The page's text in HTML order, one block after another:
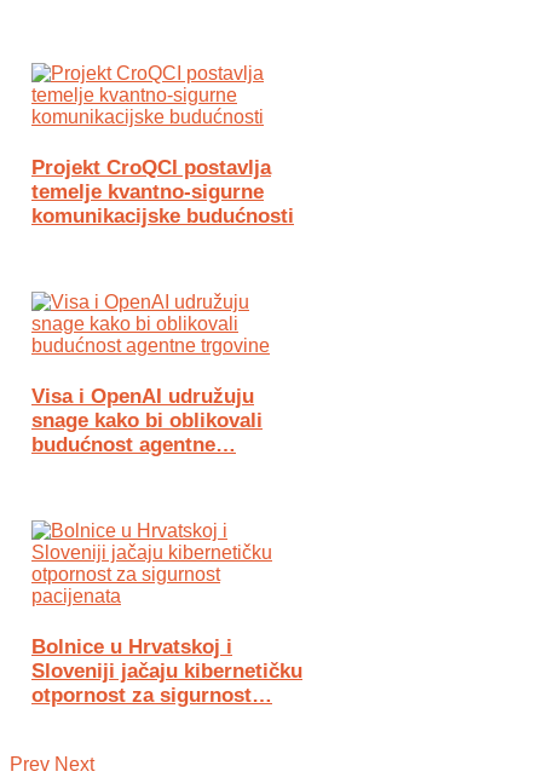
Projekt CroQCI postavlja
temelje kvantno-sigurne
komunikacijske budućnosti
Visa i OpenAI udružuju
snage kako bi oblikovali
budućnost agentne…
Bolnice u Hrvatskoj i
Sloveniji jačaju kibernetičku
otpornost za sigurnost…
Prev Next